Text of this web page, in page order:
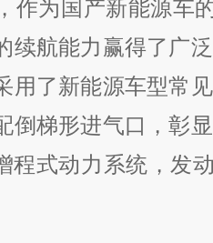
作为国产新能源车
续航能力赢得了广
用了新能源车型常
倒梯形进气口，彰
程式动力系统，发